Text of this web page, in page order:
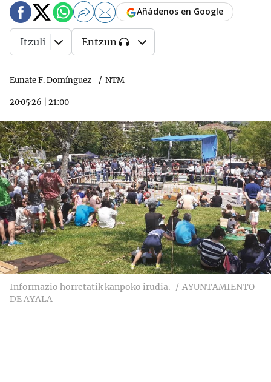
Eunate F. Domínguez NTM
20·05·26 21:00
Añádenos en Google
Itzuli Entzun
Informazio horretatik kanpoko irudia.
AYUNTAMIENTO
DE AYALA